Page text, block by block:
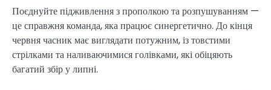
Поєднуйте підживлення з прополкою та розпушуванням —
це справжня команда, яка працює синергетично. До кінця
червня часник має виглядати потужним, із товстими
стрілками та наливаючимися голівками, які обіцяють
багатий збір у липні.